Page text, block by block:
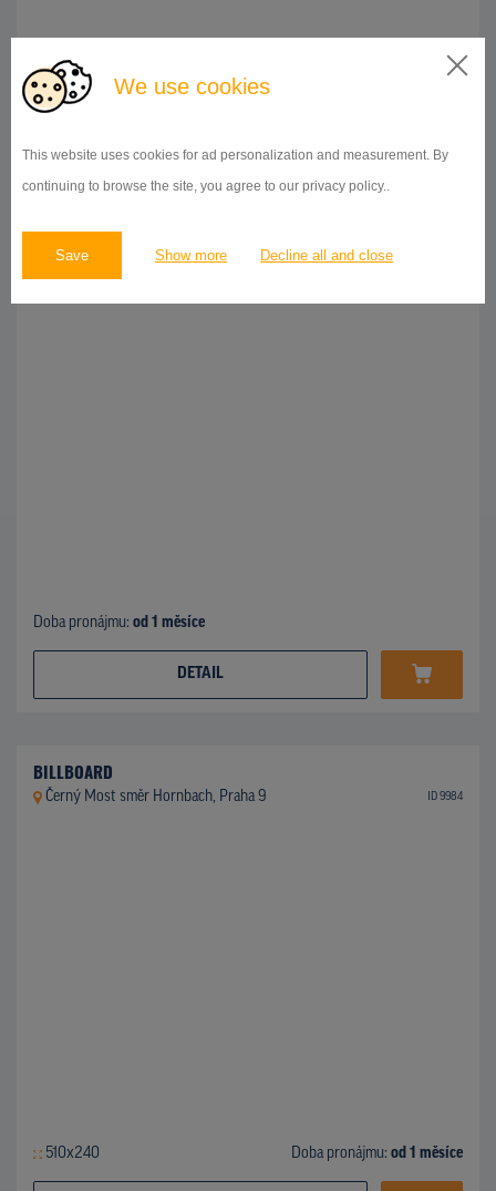
We use cookies
This website uses cookies for ad personalization and measurement. By
continuing to browse the site, you agree to our privacy policy..
Save Show more Decline all and close
510x240
Dřevčická sm. Počernická - DELVITA, Praha 10
Doba pronájmu: od 1 měsíce
DETAIL
BILLBOARD
Černý Most směr Hornbach, Praha 9 ID 9984
510x240 Doba pronájmu: od 1 měsíce